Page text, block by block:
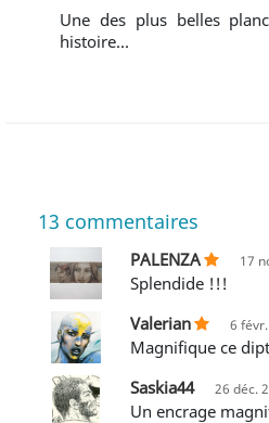
Une des plus belles
histoire...
13 commentaires
PALENZA 17
Splendide !!!
Valerian
6
Magnifique ce
Saskia44
26 déc.
Un encrage